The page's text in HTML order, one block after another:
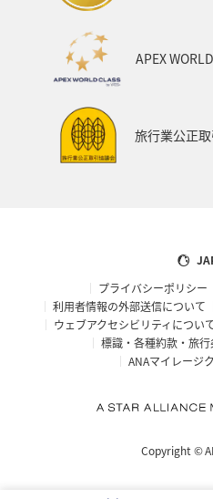
APEX
旅行業公正
プライバシーポリシー
利用者情報の外部送信について
ウェブアクセシビリティについ
標識・各種約款・旅
ANAマイレージ
Copyright ©